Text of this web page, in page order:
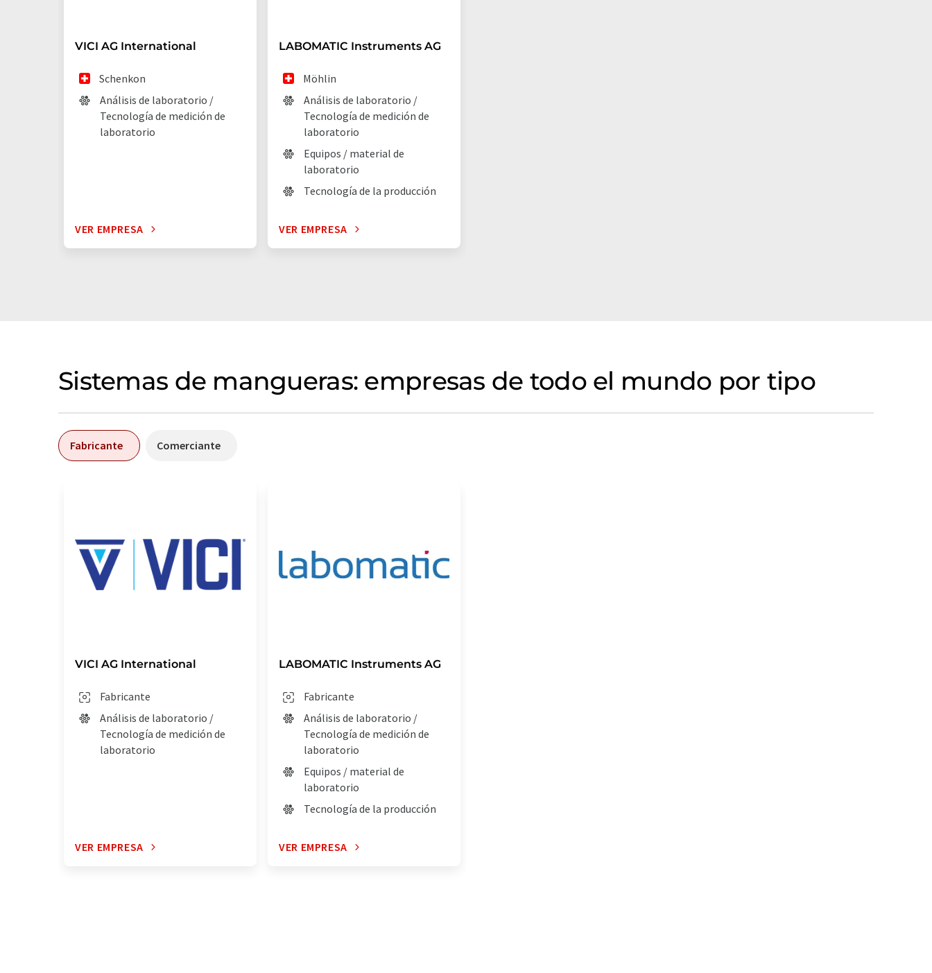
VICI AG International
Schenkon
Análisis de laboratorio /
Tecnología de medición de
laboratorio
VER EMPRESA
LABOMATIC Instruments AG
Möhlin
Análisis de laboratorio /
Tecnología de medición de
laboratorio
Equipos / material de
laboratorio
Tecnología de la producción
VER EMPRESA
Sistemas de mangueras: empresas de todo el mundo por tipo
Fabricante Comerciante
VICI AG International
Fabricante
Análisis de laboratorio /
Tecnología de medición de
laboratorio
VER EMPRESA
LABOMATIC Instruments AG
Fabricante
Análisis de laboratorio /
Tecnología de medición de
laboratorio
Equipos / material de
laboratorio
Tecnología de la producción
VER EMPRESA